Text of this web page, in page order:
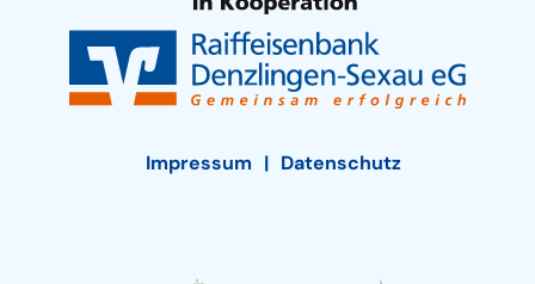
Impressum Datenschutz